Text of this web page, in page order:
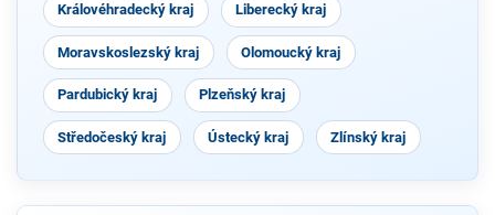
Královéhradecký kraj Liberecký kraj
Moravskoslezský kraj Olomoucký kraj
Pardubický kraj Plzeňský kraj
Středočeský kraj Ústecký kraj Zlínský kraj